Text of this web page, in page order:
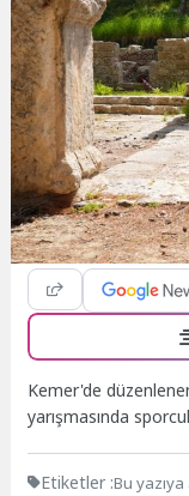
Kemer'de
yarışmasında
Etiketler :Bu